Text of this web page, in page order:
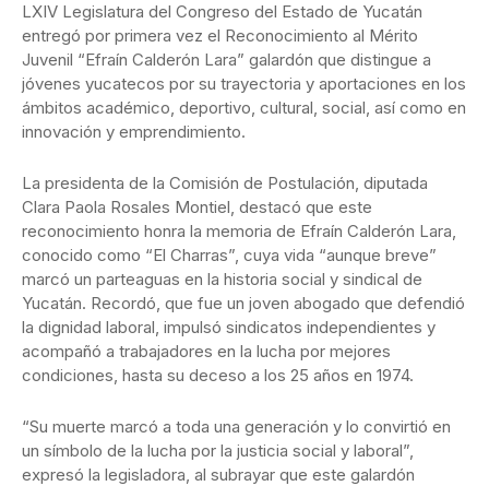
LXIV Legislatura del Congreso del Estado de Yucatán
entregó por primera vez el Reconocimiento al Mérito
Juvenil “Efraín Calderón Lara” galardón que distingue a
jóvenes yucatecos por su trayectoria y aportaciones en los
ámbitos académico, deportivo, cultural, social, así como en
innovación y emprendimiento.
La presidenta de la Comisión de Postulación, diputada
Clara Paola Rosales Montiel, destacó que este
reconocimiento honra la memoria de Efraín Calderón Lara,
conocido como “El Charras”, cuya vida “aunque breve”
marcó un parteaguas en la historia social y sindical de
Yucatán. Recordó, que fue un joven abogado que defendió
la dignidad laboral, impulsó sindicatos independientes y
acompañó a trabajadores en la lucha por mejores
condiciones, hasta su deceso a los 25 años en 1974.
“Su muerte marcó a toda una generación y lo convirtió en
un símbolo de la lucha por la justicia social y laboral”,
expresó la legisladora, al subrayar que este galardón